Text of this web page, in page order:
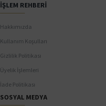
İŞLEM REHBERI
Hakkımızda
Kullanım Koşulları
Gizlilik Politikası
Üyelik İşlemleri
İade Politikası
SOSYAL MEDYA